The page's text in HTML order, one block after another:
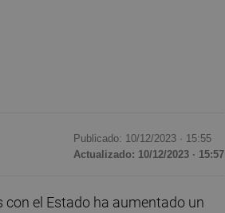
Publicado: 10/12/2023 · 15:55
Actualizado: 10/12/2023 · 15:57
con el Estado ha aumentado un